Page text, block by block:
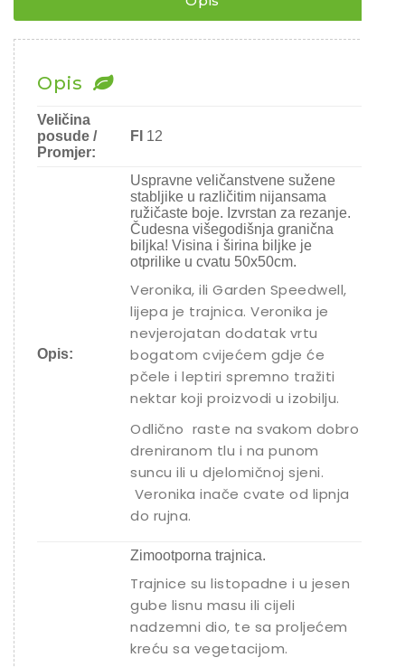
Chili
Opis
Veličina
posude /
Promjer:
FI 12
Opis:
Uspravne veličanstvene sužene
stabljike u različitim nijansama
ružičaste boje. Izvrstan za rezanje.
Čudesna višegodišnja granična
biljka! Visina i širina biljke je
otprilike u cvatu 50x50cm.
Veronika, ili Garden Speedwell,
lijepa je trajnica. Veronika je
nevjerojatan dodatak vrtu
bogatom cvijećem gdje će
pčele i leptiri spremno tražiti
nektar koji proizvodi u izobilju.
Odlično raste na svakom dobro
dreniranom tlu i na punom
suncu ili u djelomičnoj sjeni.
Veronika inače cvate od lipnja
do rujna.
Zimootporna trajnica.
Trajnice su listopadne i u jesen
gube lisnu masu ili cijeli
nadzemni dio, te sa proljećem
kreću sa vegetacijom.